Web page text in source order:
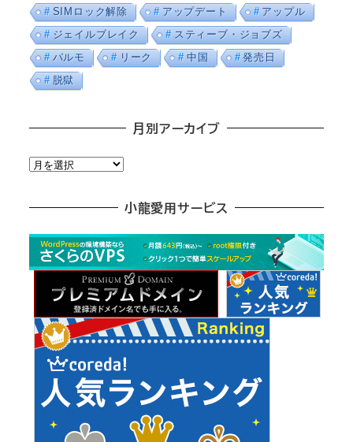
SIMロック解除
アップデート
アップル
ジェイルブレイク
スティーブ・ジョブズ
パルモ
リーク 中国
発売日
脱獄
月別アーカイブ
月
カ
小龍愛用サービス